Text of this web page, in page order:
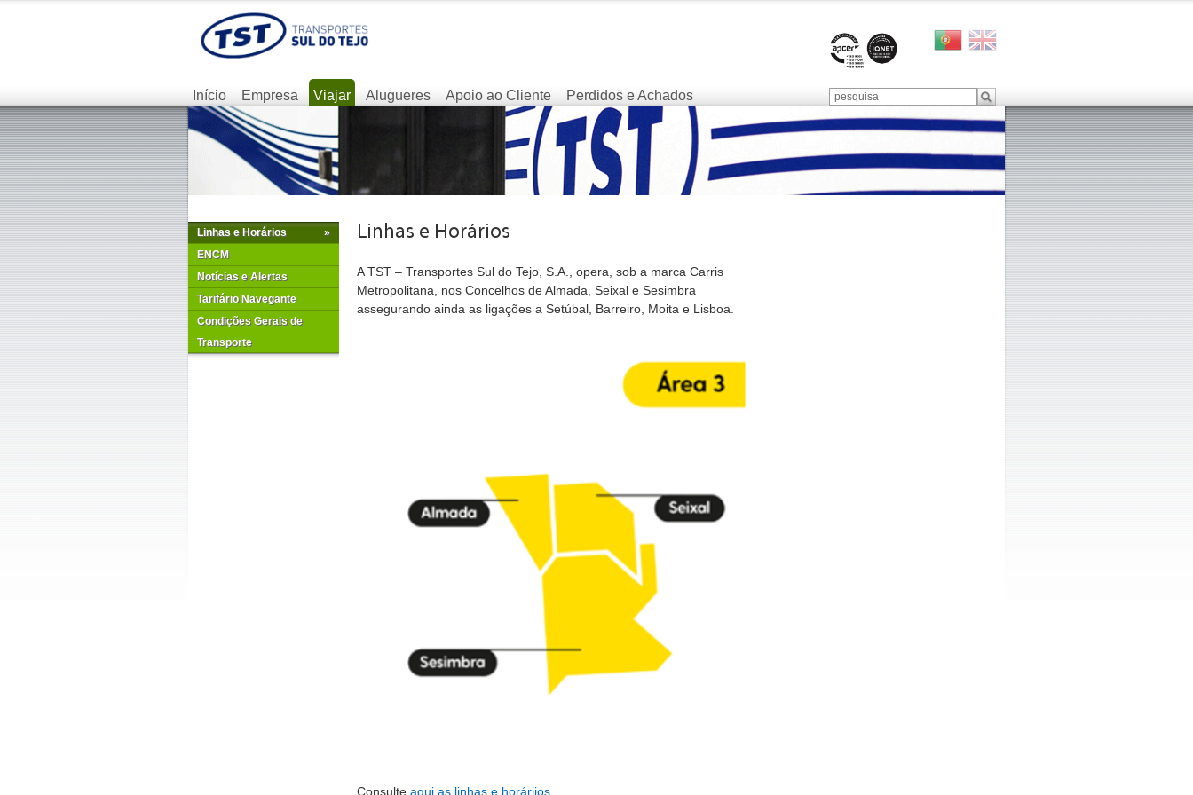
Início Empresa Viajar Alugueres Apoio ao Cliente Perdidos e Achados
»
Linhas e Horários
ENCM
Notícias e Alertas
Tarifário Navegante
Condições Gerais de
Transporte
A TST – Transportes Sul do Tejo, S.A., opera, sob a marca Carris
Metropolitana, nos Concelhos de Almada, Seixal e Sesimbra
assegurando ainda as ligações a Setúbal, Barreiro, Moita e Lisboa.
Consulte aqui as linhas e horáriios